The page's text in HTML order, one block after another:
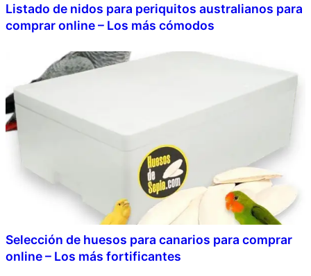
Listado de nidos para periquitos australianos para
comprar online – Los más cómodos
Selección de huesos para canarios para comprar
online – Los más fortificantes